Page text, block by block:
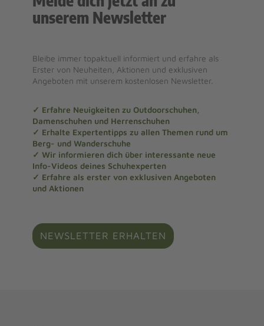
unserem Newsletter
Bleibe immer topaktuell informiert und erfahre als
Erster von Neuheiten, Aktionen und exklusiven
Angeboten mit unserem kostenlosen Newsletter.
✓ Erfahre Neuigkeiten zu Outdoorschuhen,
Damenschuhen und Herrenschuhen
✓ Erhalte Expertentipps zu allen Themen rund um
Berg- und Wanderschuhe
✓ Wir informieren dich über interessante neue
Info-Videos deines Schuhexperten
✓ Erfahre als erster von exklusiven Angeboten
und Aktionen
NEWSLETTER ERHALTEN